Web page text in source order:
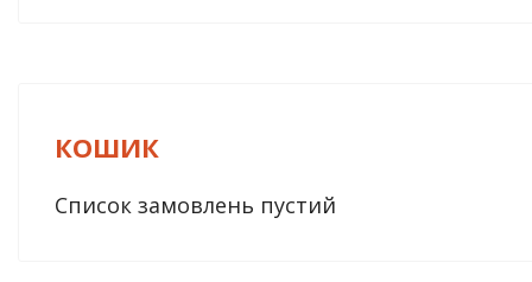
КОШИК
Список замовлень пустий